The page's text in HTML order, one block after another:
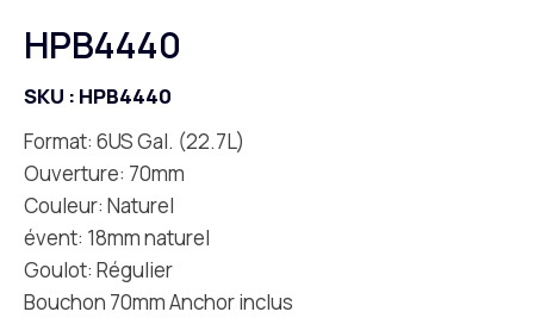
HPB4440
SKU : HPB4440
Format: 6US Gal. (22.7L)
Ouverture: 70mm
Couleur: Naturel
évent: 18mm naturel
Goulot: Régulier
Bouchon 70mm Anchor inclus